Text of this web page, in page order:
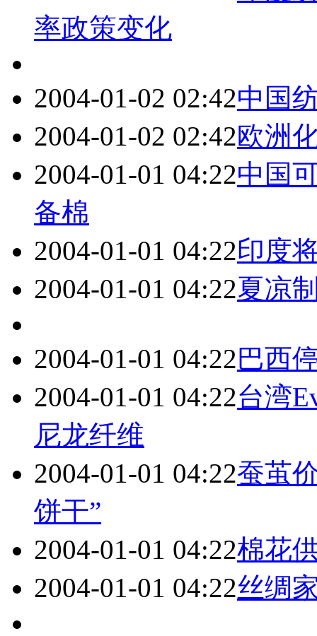
率政策变化
2004-01-02 02:42中国
2004-01-02 02:42欧洲
2004-01-01 04:22中国
备棉
2004-01-01 04:22印度
2004-01-01 04:22夏凉
2004-01-01 04:22巴西
2004-01-01 04:22台湾
尼龙纤维
2004-01-01 04:22蚕茧
饼干”
2004-01-01 04:22棉花
2004-01-01 04:22丝绸